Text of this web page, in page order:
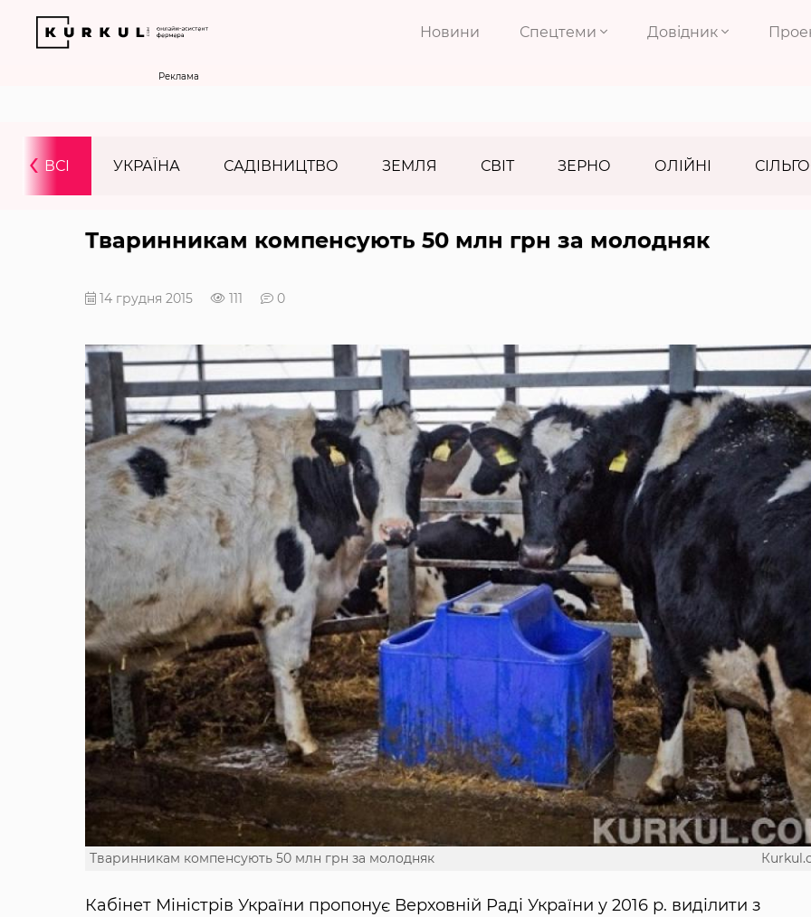
Новини Спецтеми Довідник
Реклама
ВСІ УКРАЇНА САДІВНИЦТВО ЗЕМЛЯ СВІТ ЗЕРНО ОЛІЙНІ
‹
Тваринникам компенсують 50 млн грн за молодняк
14 грудня 2015 111 0
Тваринникам компенсують 50 млн грн за молодняк
Кабінет Міністрів України пропонує Верховній Раді України у 2016 р. виділити з